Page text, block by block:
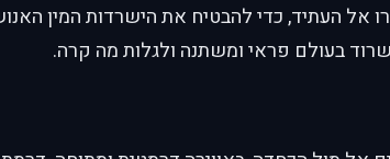
אל העתיד, כדי להבטיח את הישרדות המין
בעולם פראי ומשתנה ולגלות מה קרה.